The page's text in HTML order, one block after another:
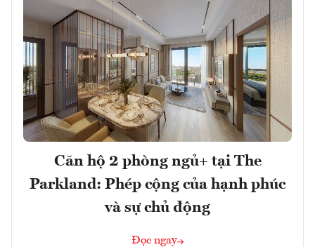
Căn hộ 2 phòng ngủ+ tại The
Parkland: Phép cộng của hạnh phúc
và sự chủ động
Đọc ngay